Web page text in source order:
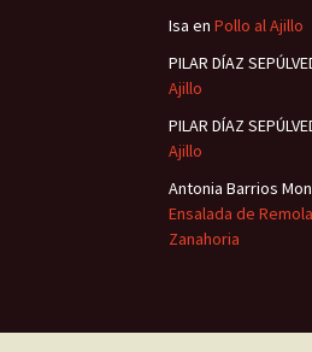
Isa en Pollo al Ajillo
PILAR DÍAZ
Ajillo
PILAR DÍAZ
Ajillo
Antonia Barrios
Ensalada de
Zanahoria